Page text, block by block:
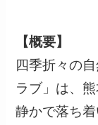
【概要】
四季折々の
ラブ」は、
静かで落ち